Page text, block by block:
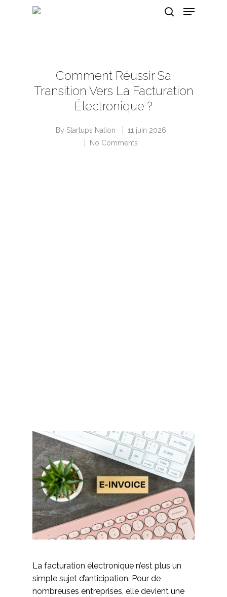
Comment Réussir Sa
Transition Vers La Facturation
Électronique ?
By Startups Nation
11 juin 2026
No Comments
La facturation électronique n’est plus un
simple sujet d’anticipation. Pour de
nombreuses entreprises, elle devient une